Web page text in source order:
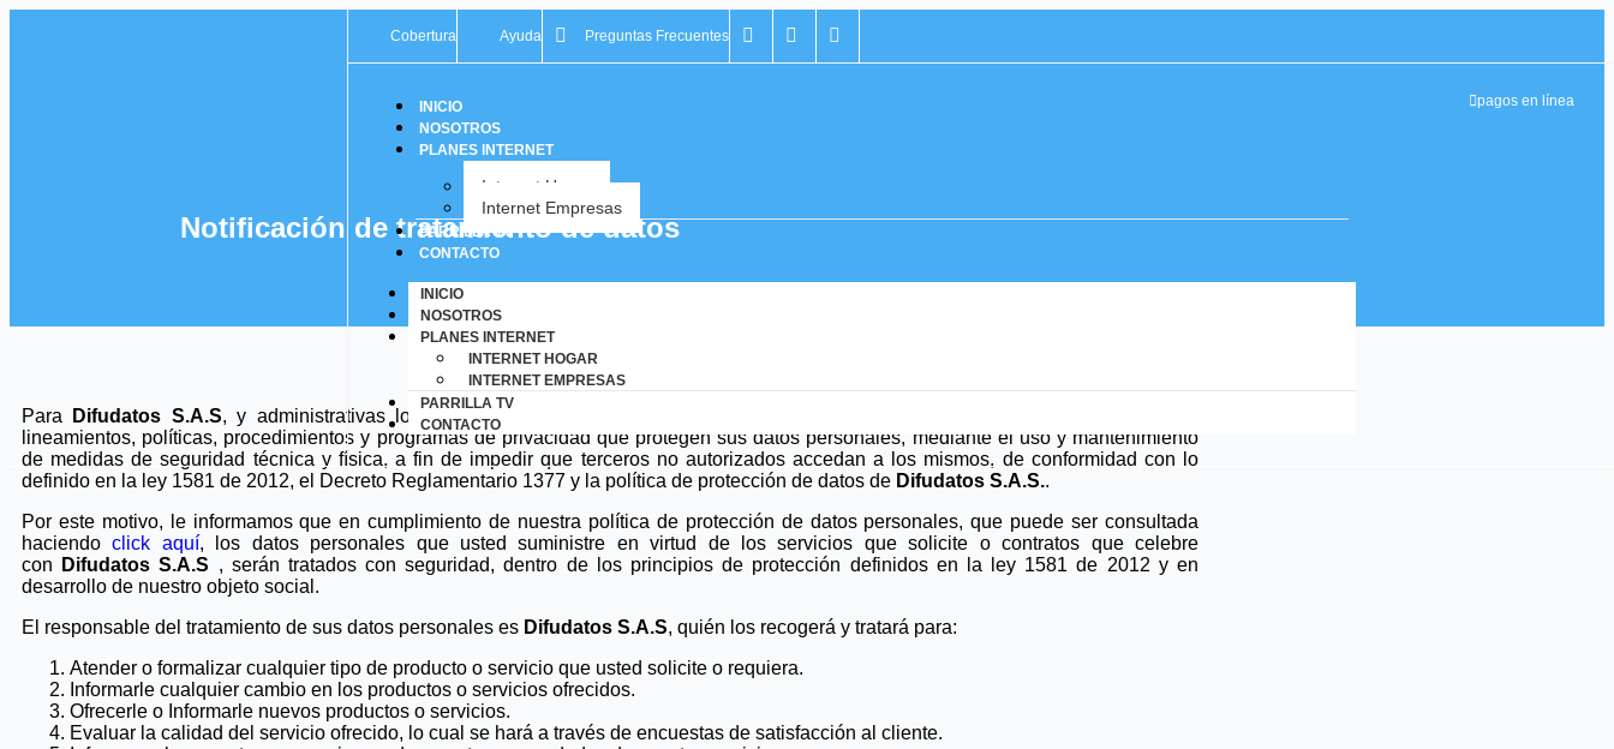
Cobertura Ayuda Preguntas Frecuentes
INICIO
NOSOTROS
PLANES INTERNET
Internet Hogar
Internet Empresas
PARRILLA TV
CONTACTO
INICIO
NOSOTROS
PLANES INTERNET
INTERNET HOGAR
INTERNET EMPRESAS
PARRILLA TV
CONTACTO
pagos en línea
Notificación de tratamiento de datos
Para Difudatos S.A.S, y administrativas los más importante son nuestros clientes, proveedores y contratistas, por ello aplicamos
lineamientos, políticas, procedimientos y programas de privacidad que protegen sus datos personales, mediante el uso y mantenimiento
de medidas de seguridad técnica y física, a fin de impedir que terceros no autorizados accedan a los mismos, de conformidad con lo
definido en la ley 1581 de 2012, el Decreto Reglamentario 1377 y la política de protección de datos de Difudatos S.A.S..
Por este motivo, le informamos que en cumplimiento de nuestra política de protección de datos personales, que puede ser consultada
haciendoclick aquí, los datos personales que usted suministre en virtud de los servicios que solicite o contratos que celebre
con
Difudatos S.A.S , serán tratados con seguridad, dentro de los principios de protección definidos en la ley 1581 de 2012 y en
desarrollo de nuestro objeto social.
El responsable del tratamiento de sus datos personales es Difudatos S.A.S, quién los recogerá y tratará para:
Atender o formalizar cualquier tipo de producto o servicio que usted solicite o requiera.
Informarle cualquier cambio en los productos o servicios ofrecidos.
Ofrecerle o Informarle nuevos productos o servicios.
Evaluar la calidad del servicio ofrecido, lo cual se hará a través de encuestas de satisfacción al cliente.